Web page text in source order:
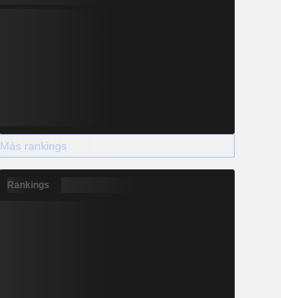
Más rankings
Rankings